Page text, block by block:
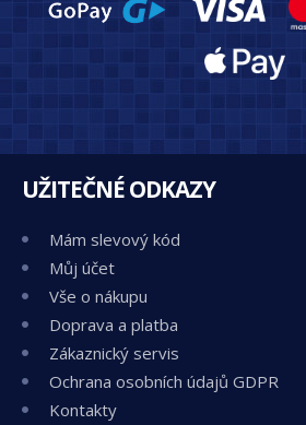
UŽITEČNÉ ODKAZY
Mám slevový kód
Můj účet
Vše o nákupu
Doprava a platba
Zákaznický servis
Ochrana osobních údajů GDPR
Kontakty